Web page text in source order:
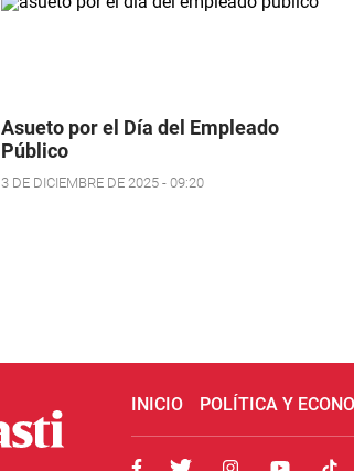
Asueto por el Día del Empleado
Público
3 DE DICIEMBRE DE 2025 - 09:20
INICIO POLÍTICA Y